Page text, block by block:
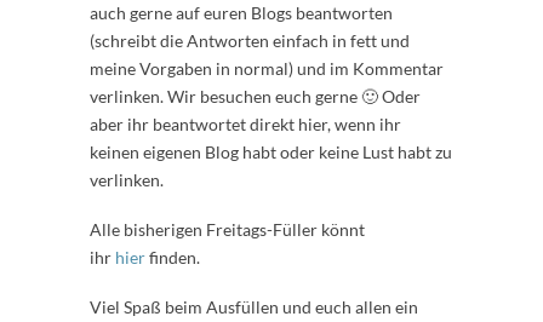
auch gerne auf euren Blogs beantworten
(schreibt die Antworten einfach in fett und
meine Vorgaben in normal) und im Kommentar
verlinken. Wir besuchen euch gerne 🙂 Oder
aber ihr beantwortet direkt hier, wenn ihr
keinen eigenen Blog habt oder keine Lust habt zu
verlinken.
Alle bisherigen Freitags-Füller könnt
ihr hierfinden.
Viel Spaß beim Ausfüllen und euch allen ein